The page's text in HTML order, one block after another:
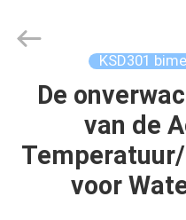
THUIS
PRODUCTEN
Reserved.
KSD301
De
van de
voor